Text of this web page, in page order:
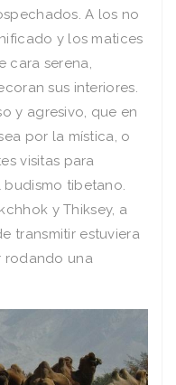
A los no
y los matices
cara serena,
sus interiores.
y agresivo, que en
por la mística, o
visitas para
tibetano.
y Thiksey, a
transmitir estuviera
rodando una